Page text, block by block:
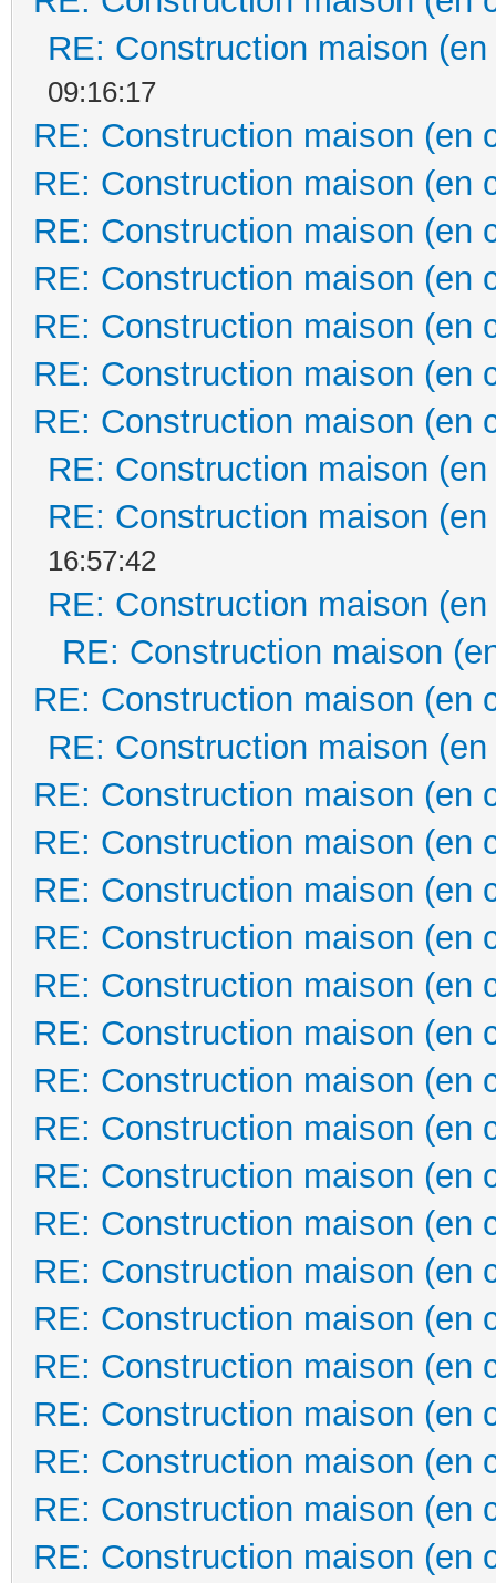
RE: Construction maison
09:16:17
RE: Construction maison (en
RE: Construction maison (en
RE: Construction maison (en
RE: Construction maison (en
RE: Construction maison (en
RE: Construction maison (en
RE: Construction maison (en
RE: Construction maison
RE: Construction maison
16:57:42
RE: Construction maison
RE: Construction maison
RE: Construction maison (en
RE: Construction maison
RE: Construction maison (en
RE: Construction maison (en
RE: Construction maison (en
RE: Construction maison (en
RE: Construction maison (en
RE: Construction maison (en
RE: Construction maison (en
RE: Construction maison (en
RE: Construction maison (en
RE: Construction maison (en
RE: Construction maison (en
RE: Construction maison (en
RE: Construction maison (en
RE: Construction maison (en
RE: Construction maison (en
RE: Construction maison (en
RE: Construction maison (en